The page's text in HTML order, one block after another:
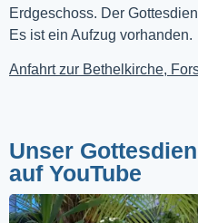
Erdgeschoss. Der
Es ist ein Aufzug vorhanden.
Anfahrt zur Bethelkirche,
Unser
auf YouTube